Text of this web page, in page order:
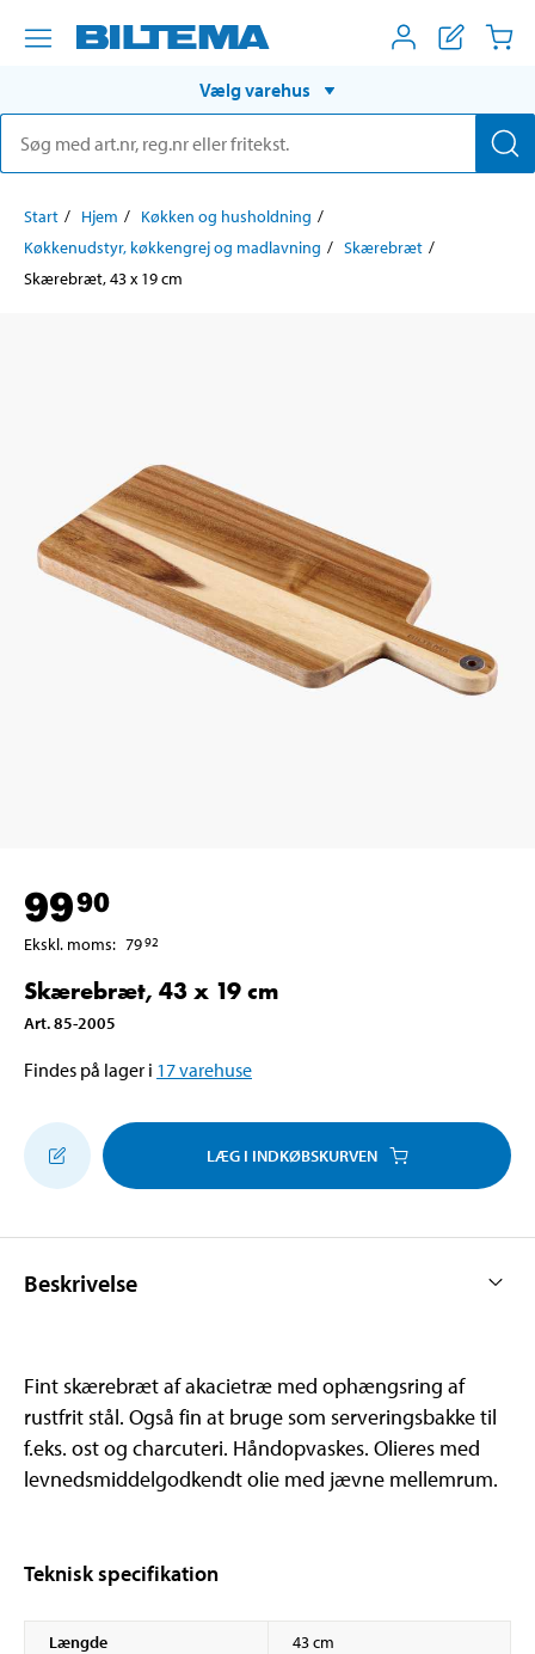
Vælg varehus
Start Hjem
Køkken og husholdning
Køkkenudstyr, køkkengrej og madlavning
Skærebræt
Skærebræt, 43 x 19 cm
9990
Ekskl. moms: 7992
Skærebræt, 43 x 19 cm
Art.85-2005
Findes på lager i 17varehuse
LÆG I INDKØBSKURVEN
Beskrivelse
Fint skærebræt af akacietræ med ophængsring af
rustfrit stål. Også fin at bruge som serveringsbakke til
f.eks. ost og charcuteri. Håndopvaskes. Olieres med
levnedsmiddelgodkendt olie med jævne mellemrum.
Teknisk specifikation
Længde
43 cm